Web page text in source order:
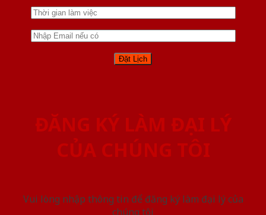
ĐĂNG KÝ LÀM ĐẠI LÝ
CỦA CHÚNG TÔI
Vui lòng nhập thông tin để đăng ký làm đại lý của
chúng tôi